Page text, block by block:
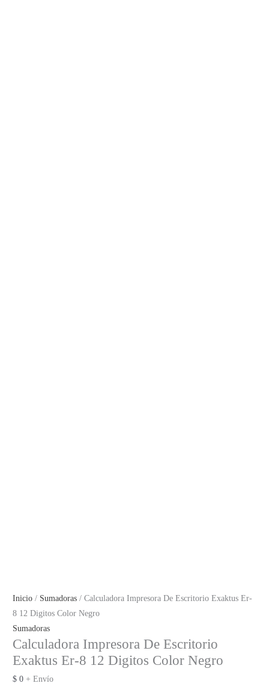
Inicio / Sumadoras / Calculadora Impresora De Escritorio Exaktus Er-
8 12 Digitos Color Negro
Sumadoras
Calculadora Impresora De Escritorio
Exaktus Er-8 12 Digitos Color Negro
$ 0 + Envío